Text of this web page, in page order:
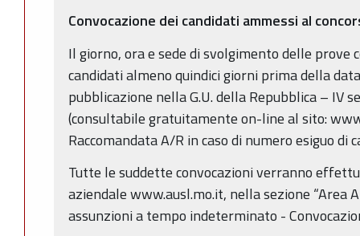
Convocazione dei candidati ammessi al
Il giorno, ora e sede di svolgimento delle prove
candidati almeno quindici giorni prima della
pubblicazione nella G.U. della Repubblica – IV
(consultabile gratuitamente on-line al sito:
Raccomandata A/R in caso di numero esiguo di
Tutte le suddette convocazioni verranno
aziendale www.ausl.mo.it, nella sezione “Area
assunzioni a tempo indeterminato -